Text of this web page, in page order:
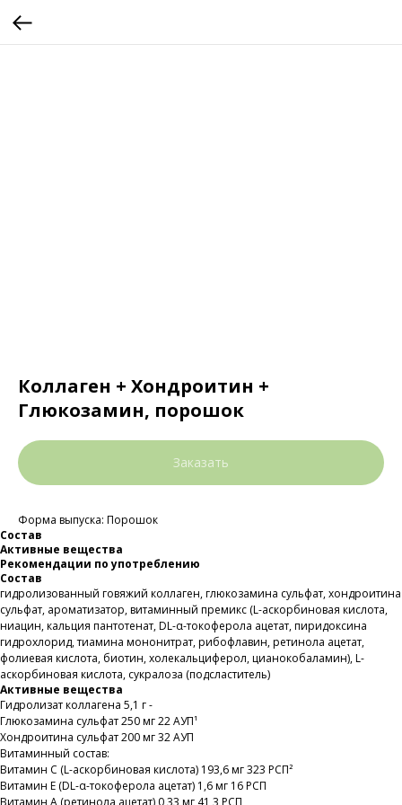
Коллаген + Хондроитин +
Глюкозамин, порошок
Заказать
Форма выпуска: Порошок
Состав
Активные вещества
Рекомендации по употреблению
Состав
гидролизованный говяжий коллаген, глюкозамина сульфат, хондроитина
сульфат, ароматизатор, витаминный премикс (L-аскорбиновая кислота,
ниацин, кальция пантотенат, DL-α-токоферола ацетат, пиридоксина
гидрохлорид, тиамина мононитрат, рибофлавин, ретинола ацетат,
фолиевая кислота, биотин, холекальциферол, цианокобаламин), L-
аскорбиновая кислота, сукралоза (подсластитель)
Активные вещества
Гидролизат коллагена 5,1 г -
Глюкозамина сульфат 250 мг 22 АУП¹
Хондроитина сульфат 200 мг 32 АУП
Витаминный состав:
Витамин С (L-аскорбиновая кислота) 193,6 мг 323 РСП²
Витамин Е (DL-α-токоферола ацетат) 1,6 мг 16 РСП
Витамин А (ретинола ацетат) 0,33 мг 41,3 РСП